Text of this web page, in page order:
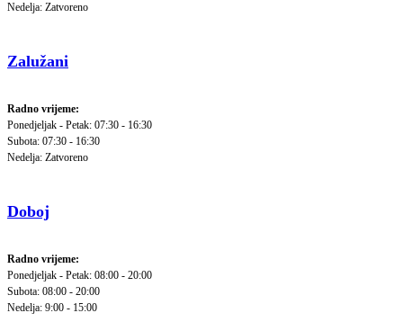
Nedelja: Zatvoreno
Zalužani
Radno vrijeme:
Ponedjeljak - Petak: 07:30 - 16:30
Subota: 07:30 - 16:30
Nedelja: Zatvoreno
Doboj
Radno vrijeme:
Ponedjeljak - Petak: 08:00 - 20:00
Subota: 08:00 - 20:00
Nedelja: 9:00 - 15:00